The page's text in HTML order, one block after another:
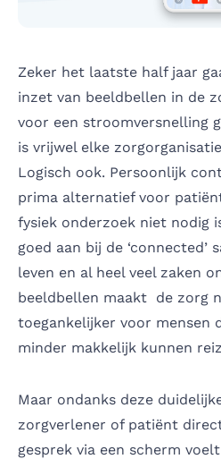
Zeker het laatste half jaar
inzet van beeldbellen in de
voor een stroomversnelling
is vrijwel elke
Logisch ook. Persoonlijk
prima alternatief voor
fysiek onderzoek niet nodig
goed aan bij de ‘connected’
leven en al heel veel zaken
beeldbellen maakt de zorg
toegankelijker voor mensen
minder makkelijk kunnen
Maar ondanks deze
zorgverlener of patiënt
gesprek via een scherm